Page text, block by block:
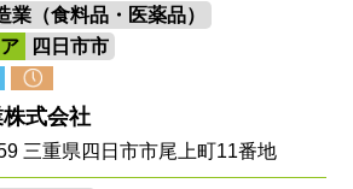
業（食料品・医薬品）
四日市市
式会社
三重県四日市市尾上町11番地